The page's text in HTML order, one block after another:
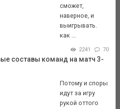
сможет,
наверное, и
выигрывать.
как ...
2241 70
составы команд на матч 3-
Потому и споры
идут за игру
рукой оттого